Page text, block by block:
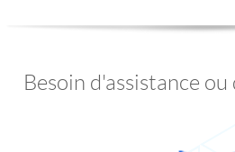
Besoin d'assistance